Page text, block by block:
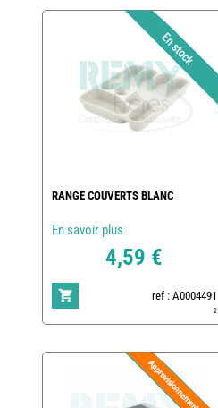
RANGE COUVERTS BLANC
En savoir plus
4,59 €
ref : A0004491
2